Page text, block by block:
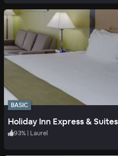
BASIC
Holiday Inn Express &
93% | Laurel